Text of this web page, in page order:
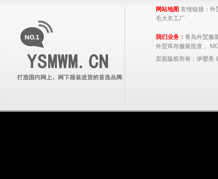
网站地图 友情链接： 外
毛大衣工厂
我们业务： 青岛外贸服
外贸库存服装批发 、
页面版权所有： 伊塑美